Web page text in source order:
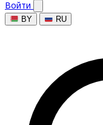
Войти
BY RU